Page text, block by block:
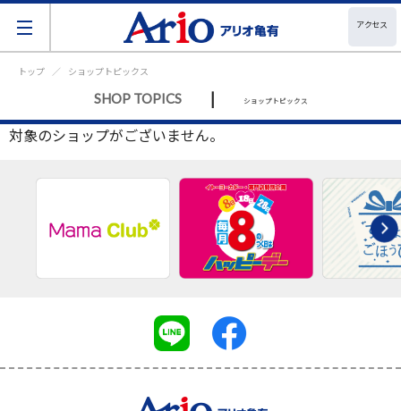
アクセス
トップ ショップトピックス
SHOP TOPICS | ショップトピックス
対象のショップがございません。